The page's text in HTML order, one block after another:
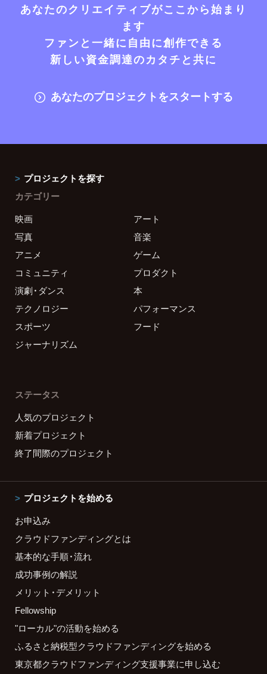
あなたのクリエイティブがここから始まり
ます
ファンと一緒に自由に創作できる
新しい資金調達のカタチと共に
あなたのプロジェクトをスタートする
プロジェクトを探す
カテゴリー
映画
アート
写真
音楽
アニメ
ゲーム
コミュニティ
プロダクト
演劇・ダンス
本
テクノロジー
パフォーマンス
スポーツ
フード
ジャーナリズム
ステータス
人気のプロジェクト
新着プロジェクト
終了間際のプロジェクト
プロジェクトを始める
お申込み
クラウドファンディングとは
基本的な手順・流れ
成功事例の解説
メリット・デメリット
Fellowship
"ローカル"の活動を始める
ふるさと納税型クラウドファンディングを始める
東京都クラウドファンディング支援事業に申し込む